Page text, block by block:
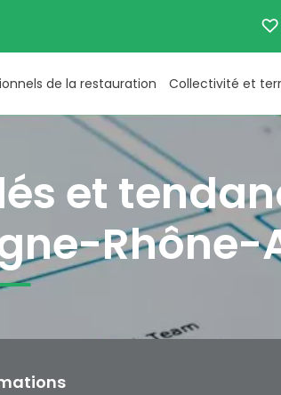
de la restauration Collectivité et
et
Rhône-